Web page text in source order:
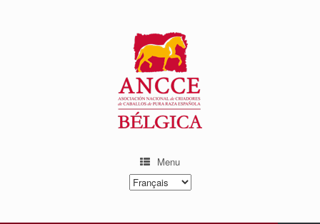
Menu
Choisir
une